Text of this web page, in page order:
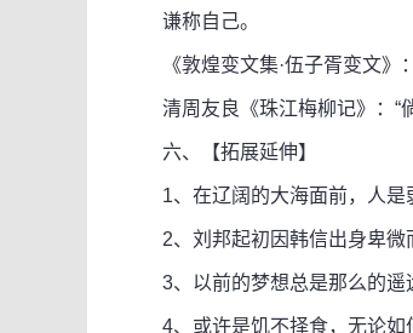
谦称自己。
《敦煌变文集·伍子胥变文》：
清周友良《珠江梅柳记》：“
六、【拓展延伸】
1、在辽阔的大海面前，人是
2、刘邦起初因韩信出身卑微
3、以前的梦想总是那么的遥远
4、或许是饥不择食，无论如